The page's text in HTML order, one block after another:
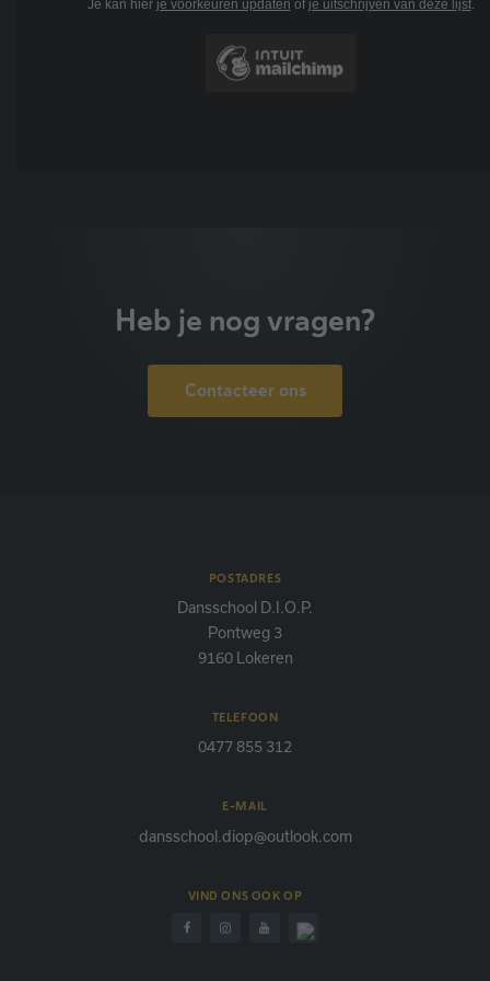
Je kan hier je voorkeuren updaten of je uitschrijven van deze lijst.
Heb je nog vragen?
Contacteer ons
POSTADRES
Dansschool D.I.O.P.
Pontweg 3
9160 Lokeren
TELEFOON
0477 855 312
E-MAIL
dansschool.diop@outlook.com
VIND ONS OOK OP